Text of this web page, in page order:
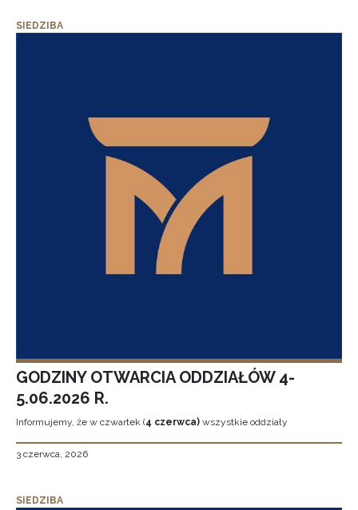
SIEDZIBA
GODZINY OTWARCIA ODDZIAŁÓW 4-
5.06.2026 R.
Informujemy, że w czwartek (4 czerwca) wszystkie oddziały
3 czerwca, 2026
SIEDZIBA